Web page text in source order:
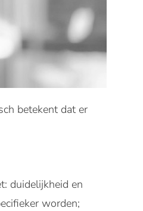
betekent dat er
duidelijkheid en
worden;